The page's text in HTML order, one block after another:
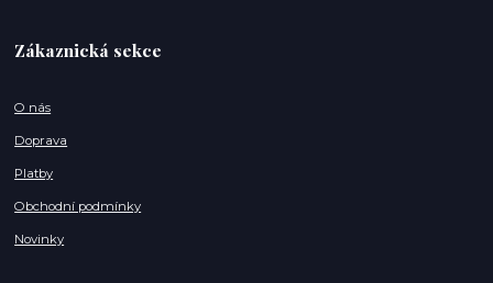
Zákaznická sekce
O nás
Doprava
Platby
Obchodní podmínky
Novinky